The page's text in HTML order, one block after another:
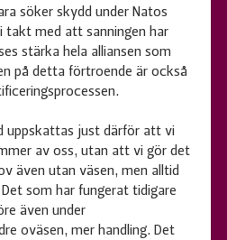
söker skydd under Natos
takt med att sanningen har
stärka hela alliansen som
på detta förtroende är också
uppskattas just därför att vi
av oss, utan att vi gör det
även utan väsen, men alltid
som har fungerat tidigare
även under
oväsen, mer handling. Det